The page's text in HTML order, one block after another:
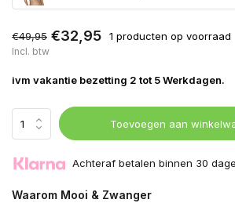
€49,95 €32,95 1 producten op voorraad
Incl. btw
ivm vakantie bezetting 2 tot 5 Werkdagen.
Toevoegen aan
Achteraf betalen binnen 30
Waarom Mooi & Zwanger